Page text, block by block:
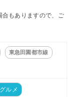
もありますので、ご
東急田園都市線
グルメ